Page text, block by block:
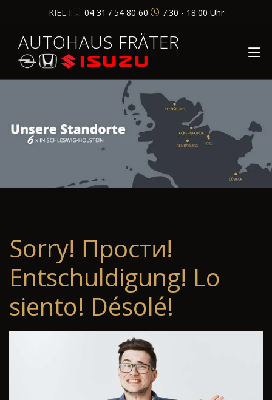
KIEL I: 04 31 / 54 80 60 7:30 - 18:00 Uhr
AUTOHAUS FRÄTER
Sorry! Прости!
Entschuldigung! Lo
siento! Désolé!